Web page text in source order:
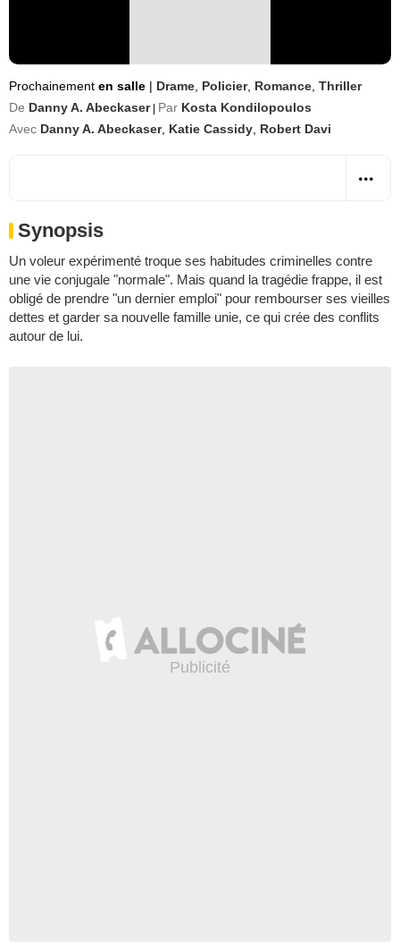
Prochainement en salle | Drame Policier, Romance Thriller
De Danny A. Abeckaser Par Kosta Kondilopoulos
Avec Danny A. Abeckaser, Katie Cassidy Robert Davi
Synopsis
Un voleur expérimenté troque ses habitudes criminelles contre
une vie conjugale "normale". Mais quand la tragédie frappe, il est
obligé de prendre "un dernier emploi" pour rembourser ses vieilles
dettes et garder sa nouvelle famille unie, ce qui crée des conflits
autour de lui.